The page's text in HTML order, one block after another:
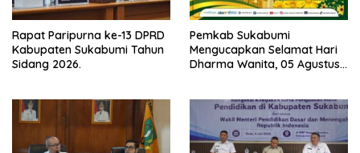
Rapat Paripurna ke-13 DPRD
Kabupaten Sukabumi Tahun
Sidang 2026.
Pemkab Sukabumi
Mengucapkan Selamat Hari
Dharma Wanita, 05 Agustus